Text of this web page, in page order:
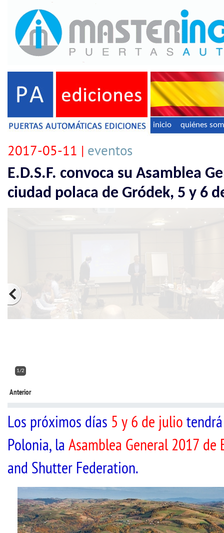
inicio quiénes
2017-05-11 | eventos
E.D.S.F. convoca su Asamblea
ciudad polaca de Gródek, 5 y 6
2/2
Anterior
Los próximos días 5 y 6 de julio
Polonia, laAsamblea General 2017 de
and Shutter Federation.